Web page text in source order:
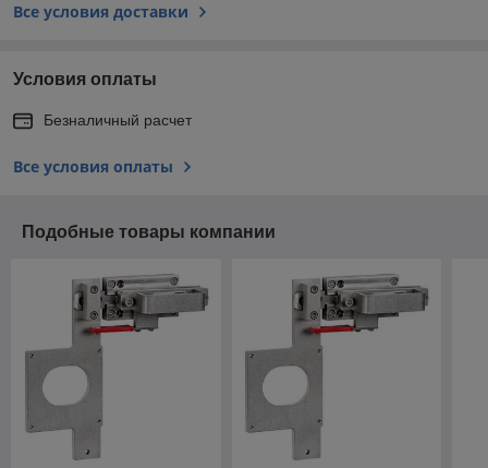
Все условия доставки
Условия оплаты
Безналичный расчет
Все условия оплаты
Подобные товары компании